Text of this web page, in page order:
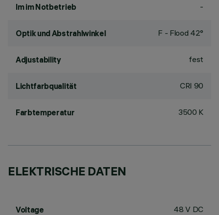
lm im Notbetrieb -
Optik und Abstrahlwinkel F - Flood 42°
Adjustability fest
Lichtfarbqualität CRI 90
Farbtemperatur 3500 K
ELEKTRISCHE DATEN
Voltage 48 V DC